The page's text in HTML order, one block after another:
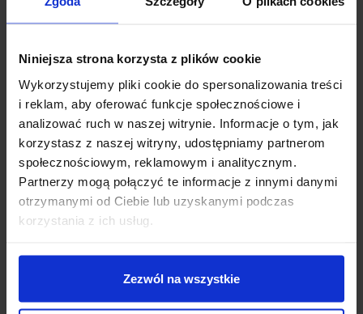
Niniejsza strona korzysta z plików cookie
Wykorzystujemy pliki cookie do spersonalizowania treści
i reklam, aby oferować funkcje społecznościowe i
analizować ruch w naszej witrynie. Informacje o tym, jak
korzystasz z naszej witryny, udostępniamy partnerom
społecznościowym, reklamowym i analitycznym.
Partnerzy mogą połączyć te informacje z innymi danymi
otrzymanymi od Ciebie lub uzyskanymi podczas
korzystania z ich usług.
Zezwól na wszystkie
SPECYFIKACJA TECHNICZNA